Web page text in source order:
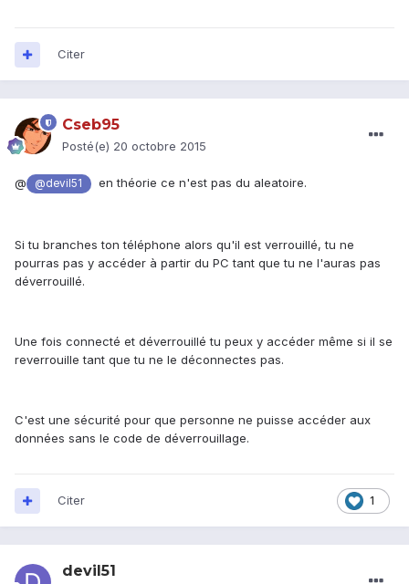
Citer
Cseb95
Posté(e) 20 octobre 2015
@ @devil51 en théorie ce n'est pas du aleatoire.
Si tu branches ton téléphone alors qu'il est verrouillé, tu ne
pourras pas y accéder à partir du PC tant que tu ne l'auras pas
déverrouillé.
Une fois connecté et déverrouillé tu peux y accéder même si il se
reverrouille tant que tu ne le déconnectes pas.
C'est une sécurité pour que personne ne puisse accéder aux
données sans le code de déverrouillage.
1
Citer
devil51